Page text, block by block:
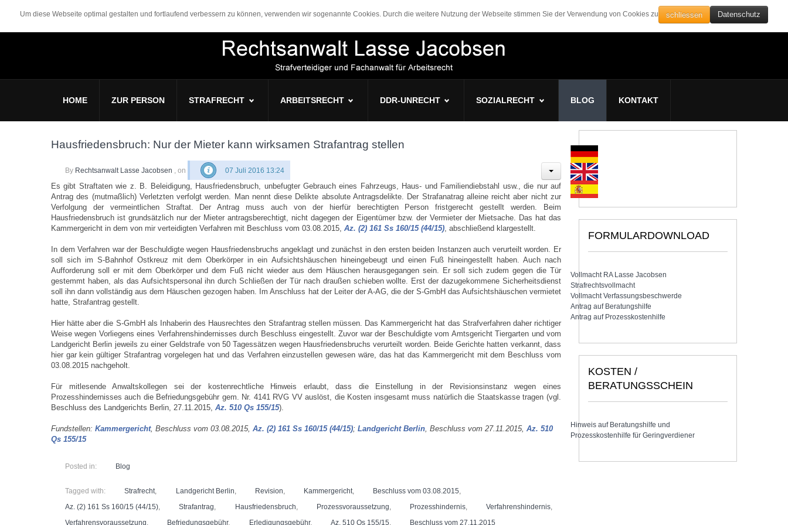
Um diese Webseite optimal gestalten und fortlaufend verbessern zu können, verwenden wir sogenannte Cookies. Durch die weitere Nutzung der Webseite stimmen Sie der Verwendung von Cookies zu schliessen Datenschutz
HOME ZUR PERSON STRAFRECHT ARBEITSRECHT DDR-UNRECHT SOZIALRECHT BLOG KONTAKT
Hausfriedensbruch: Nur der Mieter kann wirksamen Strafantrag stellen
By Rechtsanwalt Lasse Jacobsen , on 07 Juli 2016 13:24
Es gibt Straftaten wie z. B. Beleidigung, Hausfriedensbruch, unbefugter Gebrauch eines Fahrzeugs, Haus- und Familiendiebstahl usw., die nur auf
Antrag des (mutmaßlich) Verletzten verfolgt werden. Man nennt diese Delikte absolute Antragsdelikte. Der Strafanatrag alleine reicht aber nicht zur
Verfolgung der vermeintlichen Straftat. Der Antrag muss auch von der hierfür berechtigten Person fristgerecht gestellt werden. Beim
Hausfriedensbruch ist grundsätzlich nur der Mieter antragsberechtigt, nicht dagegen der Eigentümer bzw. der Vermieter der Mietsache. Das hat das
Kammergericht in dem von mir verteidigten Verfahren mit Beschluss vom 03.08.2015, Az. (2) 161 Ss 160/15 (44/15), abschließend klargestellt.
In dem Verfahren war der Beschuldigte wegen Hausfriedensbruchs angeklagt und zunächst in den ersten beiden Instanzen auch verurteilt worden. Er
soll sich im S-Bahnhof Ostkreuz mit dem Oberkörper in ein Aufsichtshäuschen hineingebeugt und einen Fuß hineingestellt haben. Auch nach
Aufforderung soll er mit dem Oberkörper und dem Fuß nicht wieder aus dem Häuschen herausgegangen sein. Er soll sich zudem gegen die Tür
gestemmt haben, als das Aufsichtspersonal ihn durch Schließen der Tür nach draußen schieben wollte. Erst der dazugekommene Sicherheitsdienst
soll ihn dann vollständig aus dem Häuschen gezogen haben. Im Anschluss hat der Leiter der A-AG, die der S-GmbH das Aufsichtshäuschen vermietet
hatte, Strafantrag gestellt.
Hier hätte aber die S-GmbH als Inhaberin des Hausrechtes den Strafantrag stellen müssen. Das Kammergericht hat das Strafverfahren daher richtiger
Weise wegen Vorliegens eines Verfahrenshindernisses durch Beschluss eingestellt. Zuvor war der Beschuldigte vom Amtsgericht Tiergarten und vom
Landgericht Berlin jeweils zu einer Geldstrafe von 50 Tagessätzen wegen Hausfriedensbruchs verurteilt worden. Beide Gerichte hatten verkannt, dass
hier gar kein gültiger Strafantrag vorgelegen hat und das Verfahren einzustellen gewesen wäre, das hat das Kammergericht mit dem Beschluss vom
03.08.2015 nachgeholt.
Für mitlesende Anwaltskollegen sei der kostenrechtliche Hinweis erlaubt, dass die Einstellung in der Revisionsinstanz wegen eines
Prozesshindernisses auch die Befriedungsgebühr gem. Nr. 4141 RVG VV auslöst, die Kosten insgesamt muss natürlich die Staatskasse tragen (vgl.
Beschluss des Landgerichts Berlin, 27.11.2015, Az. 510 Qs 155/15).
Fundstellen: Kammergericht, Beschluss vom 03.08.2015, Az. (2) 161 Ss 160/15 (44/15); Landgericht Berlin, Beschluss vom 27.11.2015, Az. 510
Qs 155/15
Posted in: Blog
Tagged with: Strafrecht, Landgericht Berlin, Revision, Kammergericht, Beschluss vom 03.08.2015,
Az. (2) 161 Ss 160/15 (44/15), Strafantrag, Hausfriedensbruch, Prozessvoraussetzung, Prozesshindernis, Verfahrenshindernis,
Verfahrensvoraussetzung, Befriedungsgebühr, Erledigungsgebühr, Az. 510 Qs 155/15, Beschluss vom 27.11.2015
FORMULARDOWNLOAD
Vollmacht RA Lasse Jacobsen
Strafrechtsvollmacht
Vollmacht Verfassungsbeschwerde
Antrag auf Beratungshilfe
Antrag auf Prozesskostenhilfe
KOSTEN /
BERATUNGSSCHEIN
Hinweis auf Beratungshilfe und
Prozesskostenhilfe für Geringverdiener